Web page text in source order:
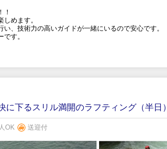
！
めます。
、技術力の高いガイドが一緒にいるので安心です。
す。
に下るスリル満開のラフティング（半日）
OK 送迎付